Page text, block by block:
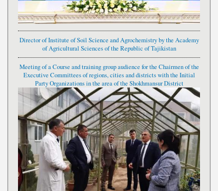
Director of Institute of Soil Science and Agrochemistry by the Academy
of Agricultural Sciences of the Republic of Tajikistan
Meeting of a Course and training group audience for the Chairmen of the
Executive Committees of regions, cities and districts with the Initial
Party Organizations in the area of the Shokhmansur District